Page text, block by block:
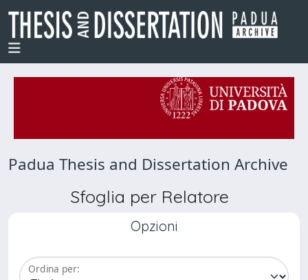
Padua Thesis and Dissertation Archive
Sfoglia per Relatore
Opzioni
Ordina per: